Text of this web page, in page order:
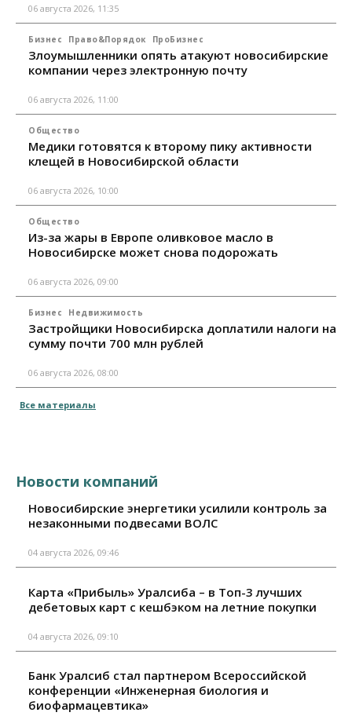
06 августа 2026, 11:35
Бизнес Право&Порядок ПроБизнес
Злоумышленники опять атакуют новосибирские
компании через электронную почту
06 августа 2026, 11:00
Общество
Медики готовятся к второму пику активности
клещей в Новосибирской области
06 августа 2026, 10:00
Общество
Из-за жары в Европе оливковое масло в
Новосибирске может снова подорожать
06 августа 2026, 09:00
Бизнес Недвижимость
Застройщики Новосибирска доплатили налоги на
сумму почти 700 млн рублей
06 августа 2026, 08:00
Все материалы
Новости компаний
Новосибирские энергетики усилили контроль за
незаконными подвесами ВОЛС
04 августа 2026, 09:46
Карта «Прибыль» Уралсиба – в Топ-3 лучших
дебетовых карт с кешбэком на летние покупки
04 августа 2026, 09:10
Банк Уралсиб стал партнером Всероссийской
конференции «Инженерная биология и
биофармацевтика»